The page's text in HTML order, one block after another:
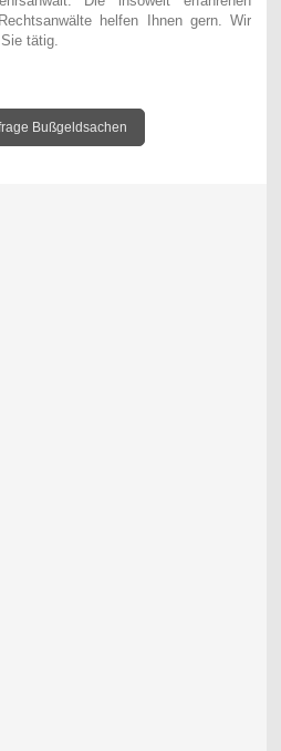
helfen Ihnen gern. Wir
tätig.
Bußgeldsachen